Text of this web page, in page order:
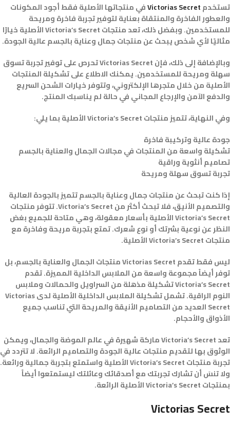
تستخدمVictorias Secretفي منتجاتها الأصلية فقط أجود المكونات
والعطور الفاخرة والمنتقاة بعناية لتوفير تجربة فاخرة ومريحة
للمستخدمين. وبفضل ذلك، تعد منتجات Victoria’s Secret الأصلية خيارًا
مثاليًا لأي شخص يبحث عن منتجات جمال وعناية بالجسم عالية الجودة.
وبالإضافة إلى ذلك، فإن Victorias Secret تحرص على توفير تجربة تسوق
سهلة ومريحة للمستخدمين. يمكنك الاطلاع على تشكيلة المنتجات
الأصلية من خلال متجرها الإلكتروني، وتتوفر خيارات الشحن السريع
والدفع الآمن والإرجاع المجاني في حالة لم يناسبك المنتج.
وفي النهاية، تتميز منتجات Victoria’s Secret الأصلية بما يلي:
جودة عالية وتركيبة فاخرة
تشكيلة واسعة من المنتجات في مجالات الجمال والعناية بالجسم
تصاميم أنثوية وراقية
تجربة تسوق سهلة ومريحة
إذا كنت تبحث عن منتجات جمال وعناية بالجسم تتميز بالجودة العالية
والتصميم الأنيق، فلا تبحث أكثر من Victoria’s Secret. تتوفر منتجات
Victoria’s Secret الأصلية بأسعار معقولة، وهي متاحة للجميع بغض
النظر عن نوعية بشرتك أو نوع شعرك. تمتع بتجربة مريحة وفاخرة مع
منتجات Victoria’s Secret الأصلية.
ليس فقط تقدم Victorias Secret منتجات الجمال والعناية بالجسم، بل
توفر أيضاً مجموعة واسعة من الملابس الداخلية المميزة. تقدم
Victoria’s Secret تشكيلة مذهلة من السراويل والحمالات وملابس
النوم الراقية. تشمل تشكيلة الملابس الداخلية الأصلية لدى Victorias
Secret العديد من التصاميم الأنيقة والمريحة التي تناسب جميع
الأذواق والأحجام.
تعد Victoria’s Secret ماركة شهيرة في عالم الموضة والجمال، ويمكن
الوثوق بها لتقديم منتجات عالية الجودة والتصاميم الرائعة. لا تتردد في
تجربة منتجات Victoria’s Secret الأصلية واستمتع بتجربة جمالية ورائعة.
ولا تنسَ أن تشارك تجربتك مع أصدقائك وعائلتك ليستمتعوا أيضاً
بمنتجات Victoria’s Secret الأصلية الرائعة.
Victorias Secret